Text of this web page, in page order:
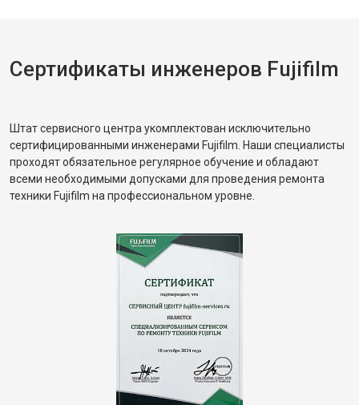
Сертификаты инженеров Fujifilm
Штат сервисного центра укомплектован исключительно
сертифицированными инженерами Fujifilm. Наши специалисты
проходят обязательное регулярное обучение и обладают
всеми необходимыми допусками для проведения ремонта
техники Fujifilm на профессиональном уровне.